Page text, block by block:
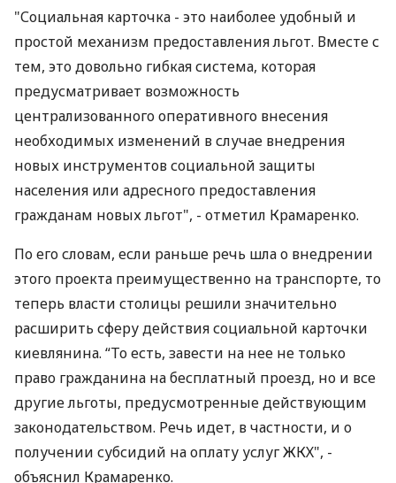
"Социальная карточка - это наиболее удобный и
простой механизм предоставления льгот. Вместе с
тем, это довольно гибкая система, которая
предусматривает возможность
централизованного оперативного внесения
необходимых изменений в случае внедрения
новых инструментов социальной защиты
населения или адресного предоставления
гражданам новых льгот", - отметил Крамаренко.
По его словам, если раньше речь шла о внедрении
этого проекта преимущественно на транспорте, то
теперь власти столицы решили значительно
расширить сферу действия социальной карточки
киевлянина. “То есть, завести на нее не только
право гражданина на бесплатный проезд, но и все
другие льготы, предусмотренные действующим
законодательством. Речь идет, в частности, и о
получении субсидий на оплату услуг ЖКХ", -
объяснил Крамаренко.